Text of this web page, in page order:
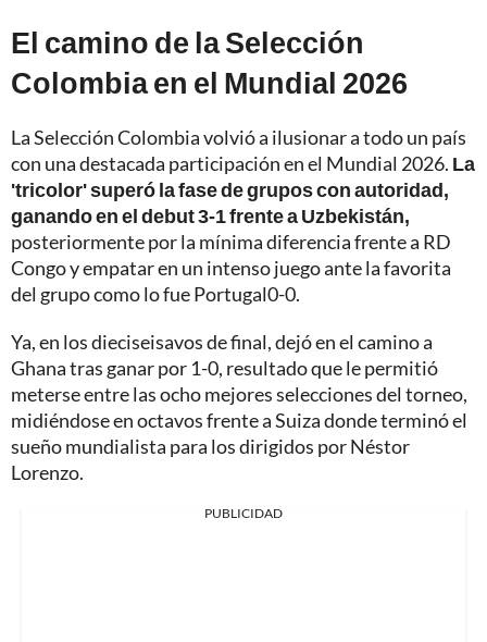
El camino de la Selección
Colombia en el Mundial 2026
La Selección Colombia volvió a ilusionar a todo un país
con una destacada participación en el Mundial 2026. La
'tricolor' superó la fase de grupos con autoridad,
ganando en el debut 3-1 frente a Uzbekistán,
posteriormente por la mínima diferencia frente a RD
Congo y empatar en un intenso juego ante la favorita
del grupo como lo fue Portugal0-0.
Ya, en los dieciseisavos de final, dejó en el camino a
Ghana tras ganar por 1-0, resultado que le permitió
meterse entre las ocho mejores selecciones del torneo,
midiéndose en octavos frente a Suiza donde terminó el
sueño mundialista para los dirigidos por Néstor
Lorenzo.
PUBLICIDAD